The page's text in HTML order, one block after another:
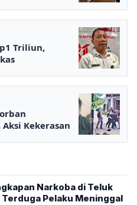
Triliun,
Kekerasan
Narkoba di Teluk
Terduga Pelaku Meninggal